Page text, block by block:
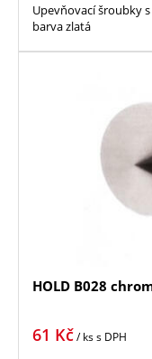
Upevňovací šroubky
barva zlatá
HOLD B028
61 Kč/ kss DPH